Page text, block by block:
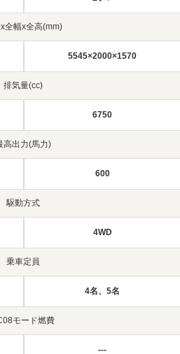
全幅x全高(mm)
5545×2000×1570
排気量(cc)
6750
高出力(馬力)
600
駆動方式
4WD
乗車定員
4名、5名
モード燃費
---